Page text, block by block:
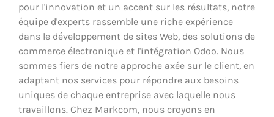
pour l'innovation et un accent sur les résultats, notre
équipe d'experts rassemble une riche expérience
dans le développement de sites Web, des solutions de
commerce électronique et l'intégration Odoo. Nous
sommes fiers de notre approche axée sur le client, en
adaptant nos services pour répondre aux besoins
uniques de chaque entreprise avec laquelle nous
travaillons. Chez Markcom, nous croyons en